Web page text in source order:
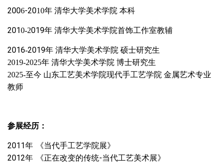
2006-2010年 清华大学美术学院 本科
2010-2019年 清华大学美术学院首饰工作室教辅
2016-2019年 清华大学美术学院 硕士研究生
2019-2025年 清华大学美术学院 博士研究生
2025-至今 山东工艺美术学院现代手工艺学院 金属艺术专业
教师
参展经历 ：
2011年 《当代手工艺学院展》
2012年 《正在改变的传统-当代工艺美术展》